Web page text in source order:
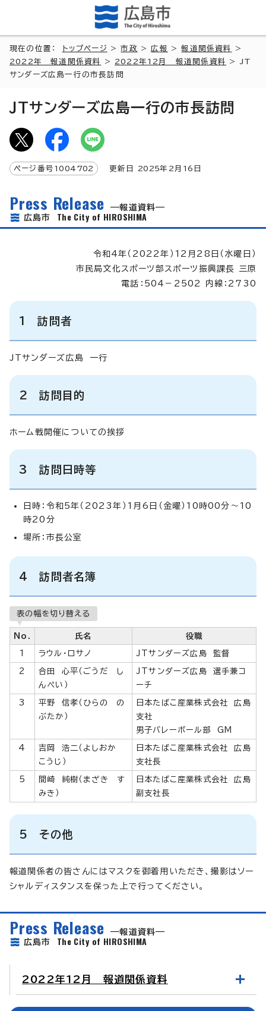
現在の位置： トップページ >市政 >広報 >報道関係資料
>
2022年 報道関係資料
> 2022年12月 報道関係資料
> JT
サンダーズ広島一行の市長訪問
JTサンダーズ広島一行の市長訪問
ページ番号 1004702 更新日 2025年2月 16 日
Press Release
報道資料
広島市 The City of HIROSHIMA
令和4年（2022年）12月28日（水曜日）
市民局文化スポーツ部スポーツ振興課長 三原
電話：504－2502 内線：2730
1 訪問者
JTサンダーズ広島 一行
2 訪問目的
ホーム戦開催についての挨拶
3 訪問日時等
日時：令和5年（2023年）1月6日（金曜）10時00分～10
時20分
場所：市長公室
4 訪問者名簿
表の幅を切り替える
No. 氏名 役職
1 ラウル・ロサノ JTサンダーズ広島 監督
2
合田 心平（ごうだ し
んぺい）
JTサンダーズ広島 選手兼コ
ーチ
3
平野 信孝（ひらの の
ぶたか）
日本たばこ産業株式会社 広島
支社
男子バレーボール部 GM
4
吉岡 浩二（よしおか
こうじ）
日本たばこ産業株式会社 広島
支社長
5
間崎 純樹（まざき す
みき）
日本たばこ産業株式会社 広島
副支社長
5 その他
報道関係者の皆さんにはマスクを御着用いただき、撮影はソー
シャルディスタンスを保った上で行ってください。
Press Release
報道資料
広島市 The City of HIROSHIMA
2022年12月 報道関係資料